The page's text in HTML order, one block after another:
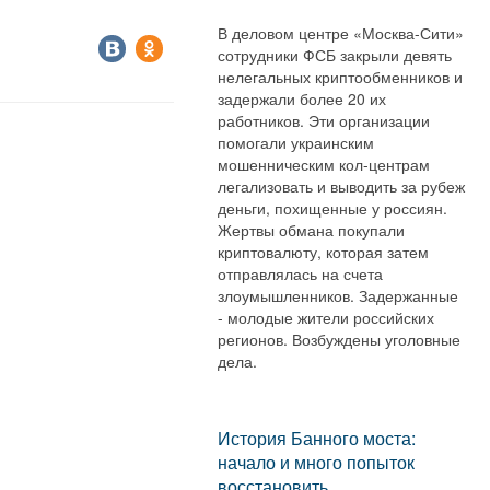
В деловом центре «Москва-Сити»
сотрудники ФСБ закрыли девять
нелегальных криптообменников и
задержали более 20 их
работников. Эти организации
помогали украинским
мошенническим кол-центрам
легализовать и выводить за рубеж
деньги, похищенные у россиян.
Жертвы обмана покупали
криптовалюту, которая затем
отправлялась на счета
злоумышленников. Задержанные
- молодые жители российских
регионов. Возбуждены уголовные
дела.
История Банного моста:
начало и много попыток